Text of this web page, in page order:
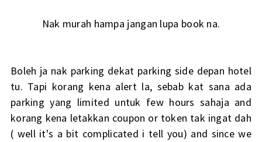
Nak murah hampa jangan lupa book na.
Boleh ja nak parking dekat parking side depan hotel
tu. Tapi korang kena alert la, sebab kat sana ada
parking yang limited untuk few hours sahaja and
korang kena letakkan coupon or token tak ingat dah
( well it's a bit complicated i tell you) and since we